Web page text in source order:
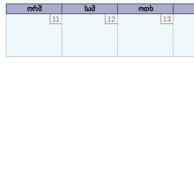
ორშ სამ ოთხ
11
12 13